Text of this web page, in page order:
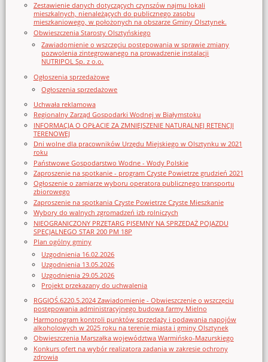
Zestawienie danych dotyczących czynszów najmu lokali
mieszkalnych, nienależących do publicznego zasobu
mieszkaniowego, w położonych na obszarze Gminy Olsztynek.
Obwieszczenia Starosty Olsztyńskiego
Zawiadomienie o wszczęciu postępowania w sprawie zmiany
pozwolenia zintegrowanego na prowadzenie instalacji
NUTRIPOL Sp. z o.o.
Ogłoszenia sprzedażowe
Ogłoszenia sprzedażowe
Uchwała reklamowa
Regionalny Zarząd Gospodarki Wodnej w Białymstoku
INFORMACJA O OPŁACIE ZA ZMNIEJSZENIE NATURALNEJ RETENCJI
TERENOWEJ
Dni wolne dla pracowników Urzędu Miejskiego w Olsztynku w 2021
roku
Państwowe Gospodarstwo Wodne - Wody Polskie
Zaproszenie na spotkanie - program Czyste Powietrze grudzień 2021
Ogłoszenie o zamiarze wyboru operatora publicznego transportu
zbiorowego
Zaproszenie na spotkania Czyste Powietrze Czyste Mieszkanie
Wybory do walnych zgromadzeń izb rolniczych
NIEOGRANICZONY PRZETARG PISEMNY NA SPRZEDAŻ POJAZDU
SPECJALNEGO STAR 200 PM 18P
Plan ogólny gminy
Uzgodnienia 16.02.2026
Uzgodnienia 13.05.2026
Uzgodnienia 29.05.2026
Projekt przekazany do uchwalenia
RGGIOŚ.6220.5.2024 Zawiadomienie - Obwieszczenie o wszczęciu
postępowania administracyjnego budowa farmy Mielno
Harmonogram kontroli punktów sprzedaży i podawania napojów
alkoholowych w 2025 roku na terenie miasta i gminy Olsztynek
Obwieszczenia Marszałka województwa Warmińsko-Mazurskiego
Konkurs ofert na wybór realizatora zadania w zakresie ochrony
zdrowia